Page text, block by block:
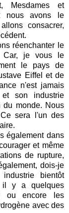
Mesdames et
nous avons le
consacrer,
réenchanter le
Car, je vous le
le pays de
Eiffel et de
n'est jamais
son industrie
du monde. Nous
sera l'un des
également dans
et même
de rupture,
dois-je
bientôt
il y a quelques
ou encore les
avec des